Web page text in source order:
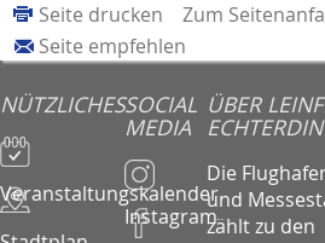
Zum
Seite drucken
Seite empfehlen
NÜTZLICHES
Veranstaltungskalender
SOCIAL
MEDIA
Instagram
ÜBER
Die
und
zählt zu den